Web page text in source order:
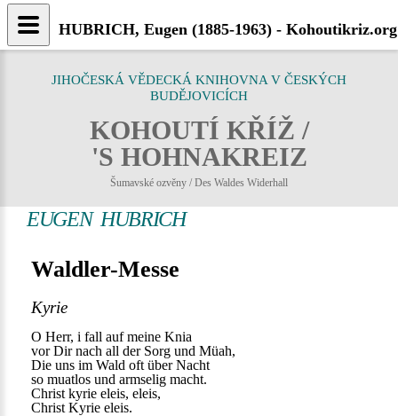
JIHOČESKÁ VĚDECKÁ KNIHOVNA V ČESKÝCH
BUDĚJOVICÍCH
KOHOUTÍ KŘÍŽ /
'S HOHNAKREIZ
Šumavské ozvěny / Des Waldes Widerhall
EUGEN HUBRICH
Waldler-Messe
Kyrie
O Herr, i fall auf meine Knia
vor Dir nach all der Sorg und Müah,
Die uns im Wald oft über Nacht
so muatlos und armselig macht.
Christ kyrie eleis, eleis,
Christ Kyrie eleis.
HUBRICH, Eugen (1885-1963) - Kohoutikriz.org